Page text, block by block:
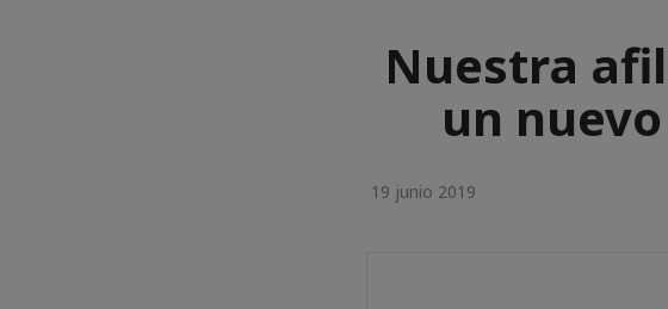
Nuestra
un
19 junio 2019